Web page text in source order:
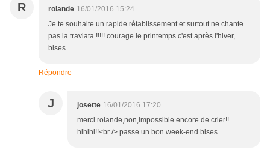
R rolande 16/01/2016 15:24
Je te souhaite un rapide rétablissement et surtout ne chante
pas la traviata !!!!! courage le printemps c'est après l'hiver,
bises
Répondre
J josette 16/01/2016 17:20
merci rolande,non,impossible encore de crier!!
hihihi!!<br /> passe un bon week-end bises